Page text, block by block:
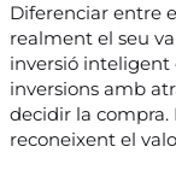
Diferenciar entre
realment el seu
inversió inteligent
inversions amb
decidir la compra.
reconeixent el